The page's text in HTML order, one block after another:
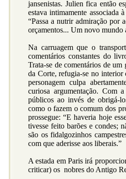
jansenistas. Julien fica então
estava intimamente associada
“Passa a nutrir admiração por
orçamentos... Um novo mundo
Na carruagem que o
comentários constantes do
Trata-se de comentários de
da Corte, refugia-se no interior
personagem culpa
curiosa argumentação. Com
públicos ao invés de obrigá-
como o fazem o comum dos
prossegue: “E haveria hoje
tivesse feito barões e condes;
são os fidalgozinhos
com que aderisse aos liberais.”
A estada em Paris irá
criticar) os nobres do Antigo